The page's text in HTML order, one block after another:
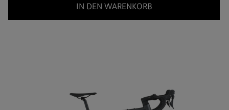
IN DEN WARENKORB